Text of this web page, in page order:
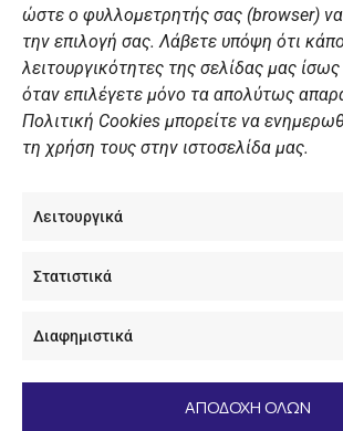
ώστε ο φυλλομετρητής σας (browser)
την επιλογή σας. Λάβετε υπόψη ότι
λειτουργικότητες της σελίδας μας ίσως
όταν επιλέγετε μόνο τα απολύτως
Πολιτική Cookies μπορείτε να
τη χρήση τους στην ιστοσελίδα μας.
Λειτουργικά
Στατιστικά
Διαφημιστικά
ΑΠΟΔΟΧΗ ΟΛΩΝ
ΠΡΟΣΩΠΙΚΑ ΔΕΔΟΜΕΝΑ
Πολιτική Ιστοσελίδας
Πολιτική Cookies Iστοσελίδας
Γενική Πολιτική ΝΟΒ
Ενημέρωση Summer Camp
ΕΠΙΚΟΙΝΩΝΊΑ
+30 210 89 62 416